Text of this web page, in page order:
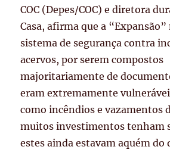
COC (Depes/COC) e diretora
Casa, afirma que a
sistema de segurança contra
acervos, por serem compostos
majoritariamente de
eram extremamente
como incêndios e vazamentos
muitos investimentos tenham
estes ainda estavam aquém do